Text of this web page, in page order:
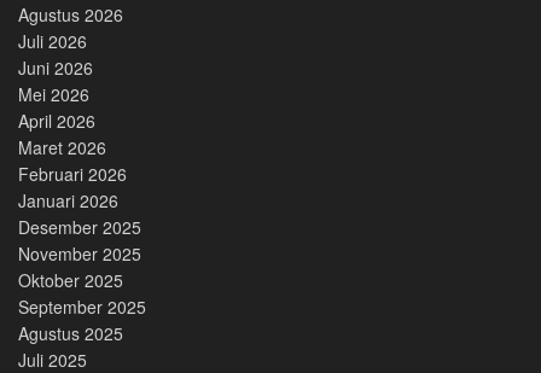
Agustus 2026
Juli 2026
Juni 2026
Mei 2026
April 2026
Maret 2026
Februari 2026
Januari 2026
Desember 2025
November 2025
Oktober 2025
September 2025
Agustus 2025
Juli 2025